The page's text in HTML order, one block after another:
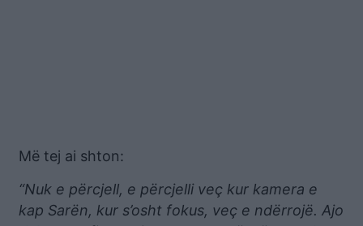
Më tej ai shton:
“Nuk e përcjell, e përcjelli veç kur kamera e
kap Sarën, kur s’osht fokus, veç e ndërrojë. Ajo